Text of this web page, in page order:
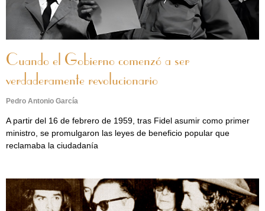
Cuando el Gobierno comenzó a ser
verdaderamente revolucionario
Pedro Antonio García
A partir del 16 de febrero de 1959, tras Fidel asumir como primer
ministro, se promulgaron las leyes de beneficio popular que
reclamaba la ciudadanía